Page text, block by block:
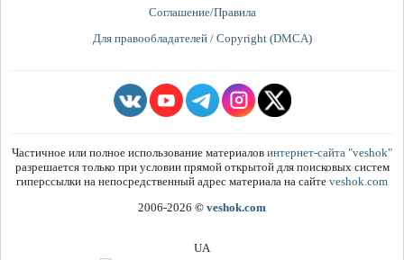
Соглашение/Правила
Для правообладателей / Copyright (DMCA)
Частичное или полное использование материалов интернет-сайта "veshok"
разрешается только при условии прямой открытой для поисковых систем
гиперссылки на непосредственный адрес материала на сайте veshok.com
2006-2026 © veshok.com
UA